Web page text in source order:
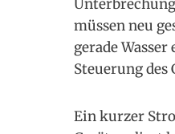
müssen neu
gerade
Steuerung
Ein kurzer